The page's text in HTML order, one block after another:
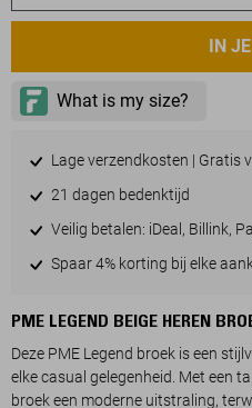
IN
Lage verzendkosten | Gratis
21 dagen bedenktijd
Veilig betalen: iDeal, Billink,
Spaar 4% korting bij elke
PME LEGEND BEIGE HEREN
Deze PME Legend broek is een
elke casual gelegenheid. Met een
broek een moderne uitstraling,